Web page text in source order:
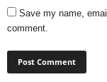
Save my name,
comment.